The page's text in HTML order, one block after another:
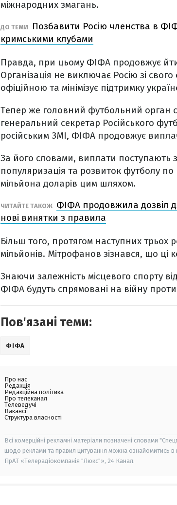
міжнародних змагань.
ДО ТЕМИ
Позбавити Росію членства в
кримськими клубами
Правда, при цьому ФІФА продовжує
Організація не виключає Росію зі
офіційною та мінімізує підтримку
Тепер же головний футбольний орган
генеральний секретар Російського
російським ЗМІ, ФІФА продовжує
За його словами, виплати поступають
популяризація та розвиток футболу
мільйона доларів цим шляхом.
ЧИТАЙТЕ ТАКОЖ ФІФА продовжила дозвіл
нові винятки з правила
Більш того, протягом наступних
мільйонів. Мітрофанов зізнався, що
Знаючи залежність місцевого спорту
ФІФА будуть спрямовані на війну
Пов'язані теми:
ФІФА
Про нас
Редакція
Редакційна політика
Про телеканал
Телеведучі
Вакансії
Структура власності
Всі комерційні рекламні матеріали позначені словами
щодо реклами та правил цитування можна ознайомитись в
ПрАТ «Телерадіокомпанія "Люкс"», 24 Канал.